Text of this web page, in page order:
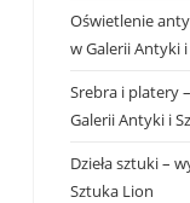
Oświetlenie
w Galerii Antyki
Srebra i platery
Galerii Antyki i
Dzieła sztuki –
Sztuka Lion